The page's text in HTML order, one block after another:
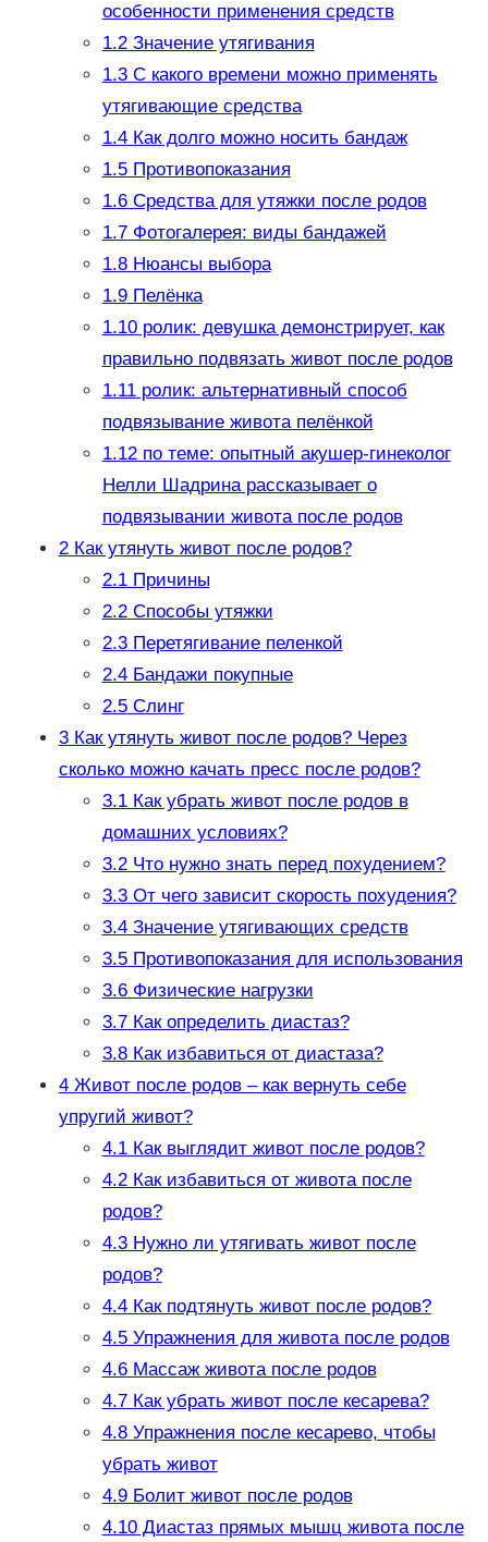
особенности применения средств
1.2Значение утягивания
1.3С какого времени можно применять
утягивающие средства
1.4Как долго можно носить бандаж
1.5Противопоказания
1.6Средства для утяжки после родов
1.7Фотогалерея: виды бандажей
1.8Нюансы выбора
1.9Пелёнка
1.10ролик: девушка демонстрирует, как
правильно подвязать живот после родов
1.11ролик: альтернативный способ
подвязывание живота пелёнкой
1.12по теме: опытный акушер-гинеколог
Нелли Шадрина рассказывает о
подвязывании живота после родов
2Как утянуть живот после родов?
2.1Причины
2.2Способы утяжки
2.3Перетягивание пеленкой
2.4Бандажи покупные
2.5Слинг
3Как утянуть живот после родов? Через
сколько можно качать пресс после родов?
3.1Как убрать живот после родов в
домашних условиях?
3.2Что нужно знать перед похудением?
3.3От чего зависит скорость похудения?
3.4Значение утягивающих средств
3.5Противопоказания для использования
3.6Физические нагрузки
3.7Как определить диастаз?
3.8Как избавиться от диастаза?
4Живот после родов – как вернуть себе
упругий живот?
4.1Как выглядит живот после родов?
4.2Как избавиться от живота после
родов?
4.3Нужно ли утягивать живот после
родов?
4.4Как подтянуть живот после родов?
4.5Упражнения для живота после родов
4.6Массаж живота после родов
4.7Как убрать живот после кесарева?
4.8Упражнения после кесарево, чтобы
убрать живот
4.9Болит живот после родов
4.10Диастаз прямых мышц живота после